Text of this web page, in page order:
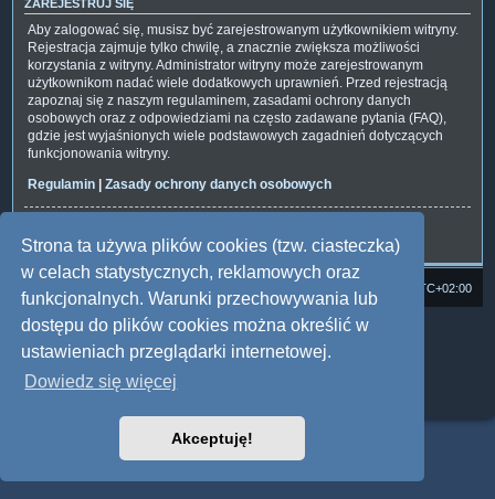
Strona ta używa plików cookies (tzw. ciasteczka)
w celach statystycznych, reklamowych oraz
funkcjonalnych. Warunki przechowywania lub
dostępu do plików cookies można określić w
ustawieniach przeglądarki internetowej.
Dowiedz się więcej
Akceptuję!
ZAREJESTRUJ SIĘ
Aby zalogować się, musisz być zarejestrowanym użytkownikiem witryny.
Rejestracja zajmuje tylko chwilę, a znacznie zwiększa możliwości
korzystania z witryny. Administrator witryny może zarejestrowanym
użytkownikom nadać wiele dodatkowych uprawnień. Przed rejestracją
zapoznaj się z naszym regulaminem, zasadami ochrony danych
osobowych oraz z odpowiedziami na często zadawane pytania (FAQ),
gdzie jest wyjaśnionych wiele podstawowych zagadnień dotyczących
funkcjonowania witryny.
Regulamin | Zasady ochrony danych osobowych
UTC+02:00
Technologię dostarczaphpBB ® Forum Software © phpBB Limited
Polski pakiet językowy dostarczaphpBB.pl
Style: Multi Design by Joyce&Luna
phpBB
Zasady ochrony danych osobowych